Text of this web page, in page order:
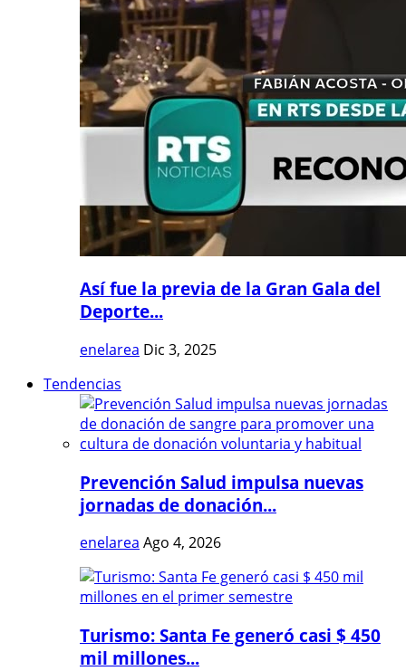
Así fue la previa de la Gran Gala del
Deporte...
enelarea Dic 3, 2025
Tendencias
Prevención Salud impulsa nuevas
jornadas de donación...
enelarea Ago 4, 2026
Turismo: Santa Fe generó casi $ 450
mil millones...